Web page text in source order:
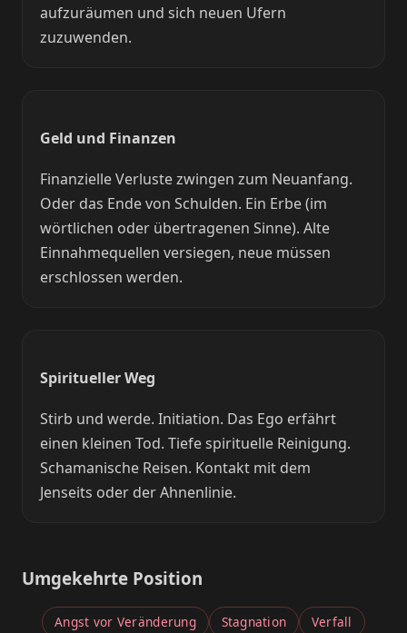
aufzuräumen und sich neuen Ufern
zuzuwenden.
Geld und Finanzen
Finanzielle Verluste zwingen zum Neuanfang.
Oder das Ende von Schulden. Ein Erbe (im
wörtlichen oder übertragenen Sinne). Alte
Einnahmequellen versiegen, neue müssen
erschlossen werden.
Spiritueller Weg
Stirb und werde. Initiation. Das Ego erfährt
einen kleinen Tod. Tiefe spirituelle Reinigung.
Schamanische Reisen. Kontakt mit dem
Jenseits oder der Ahnenlinie.
Umgekehrte Position
Angst vor Veränderung Stagnation Verfall